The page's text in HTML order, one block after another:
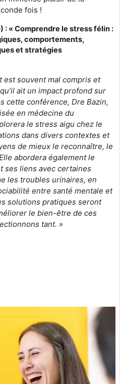
fois !
: «Comprendre le stress félin :
comportements,
et stratégies
est souvent mal compris et
ait un impact profond sur
cette conférence, Dre Bazin,
en médecine du
le stress aigu chez le
dans divers contextes et
de mieux le reconnaître, le
abordera également le
ses liens avec certaines
les troubles urinaires, en
entre santé mentale et
solutions pratiques seront
le bien-être de ces
tant. »